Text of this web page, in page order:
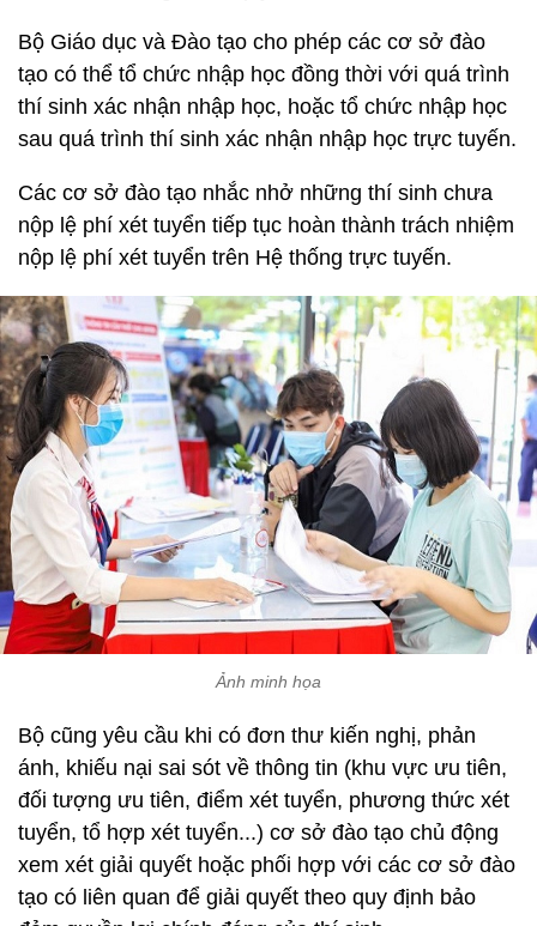
Bộ Giáo dục và Đào tạo cho phép các cơ sở đào
tạo có thể tổ chức nhập học đồng thời với quá trình
thí sinh xác nhận nhập học, hoặc tổ chức nhập học
sau quá trình thí sinh xác nhận nhập học trực tuyến.
Các cơ sở đào tạo nhắc nhở những thí sinh chưa
nộp lệ phí xét tuyển tiếp tục hoàn thành trách nhiệm
nộp lệ phí xét tuyển trên Hệ thống trực tuyến.
Ảnh minh họa
Bộ cũng yêu cầu khi có đơn thư kiến nghị, phản
ánh, khiếu nại sai sót về thông tin (khu vực ưu tiên,
đối tượng ưu tiên, điểm xét tuyển, phương thức xét
tuyển, tổ hợp xét tuyển...) cơ sở đào tạo chủ động
xem xét giải quyết hoặc phối hợp với các cơ sở đào
tạo có liên quan để giải quyết theo quy định bảo